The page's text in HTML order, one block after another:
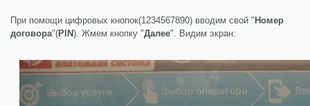
При помощи цифровых кнопок(1234567890) вводим свой " Номер
договора"(PIN). Жмем кнопку "Далее". Видим экран: